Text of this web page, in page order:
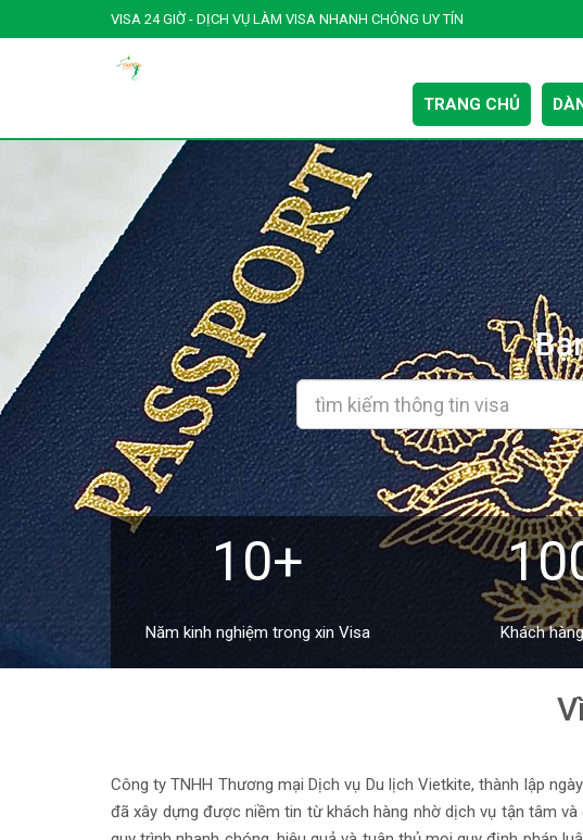
VISA 24 GIỜ - DỊCH VỤ LÀM VISA NHANH CHÓNG UY TÍN
TRANG CHỦ
10+
Năm kinh nghiệm trong xin Visa Khách
Công ty TNHH Thương mại Dịch vụ Du lịch Vietkite, thành lập
đã xây dựng được niềm tin từ khách hàng nhờ dịch vụ tận tâm